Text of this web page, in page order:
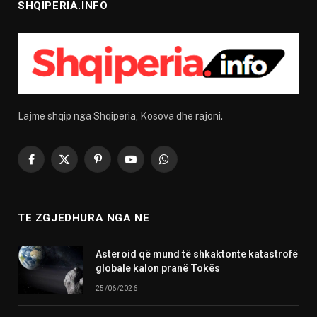
SHQIPERIA.INFO
Lajme shqip nga Shqiperia, Kosova dhe rajoni.
Facebook
X
PinterestYouTubeWhatsApp
TE ZGJEDHURA NGA NE
Asteroid që mund të shkaktonte katastrofë
globale kalon pranë Tokës
25/06/2026